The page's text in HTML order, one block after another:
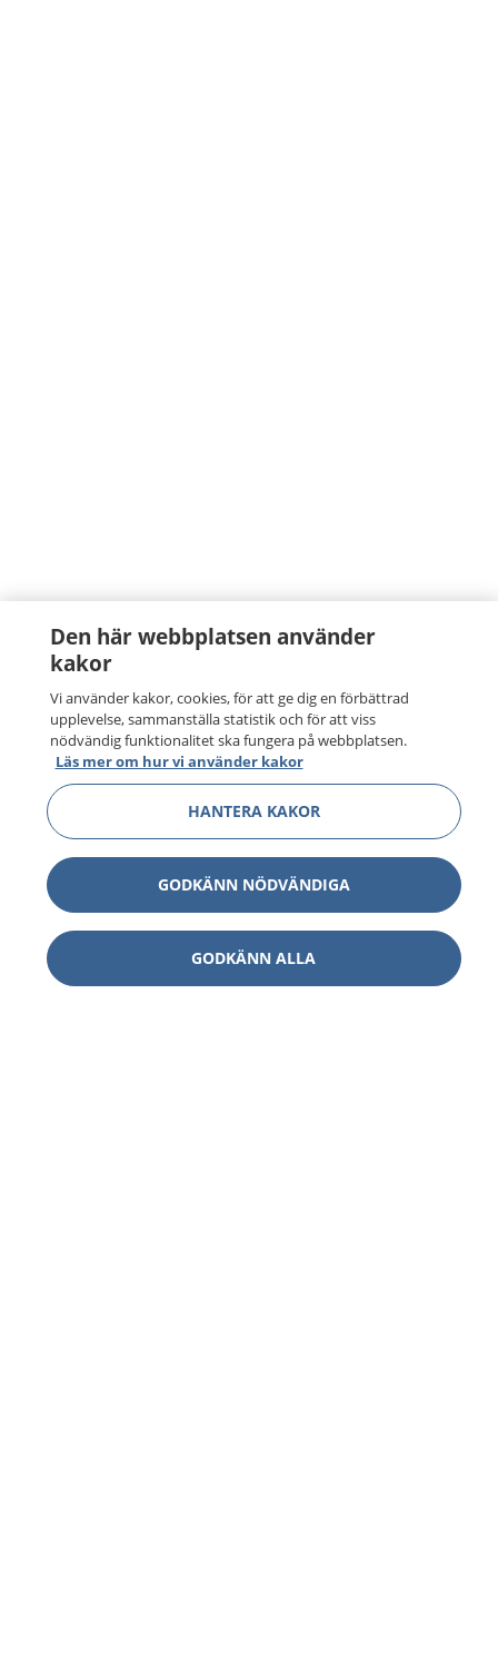
Den här webbplatsen använder
kakor
Vi använder kakor, cookies, för att ge dig en förbättrad
upplevelse, sammanställa statistik och för att viss
nödvändig funktionalitet ska fungera på webbplatsen.
Läs mer om hur vi använder kakor
HANTERA KAKOR
GODKÄNN NÖDVÄNDIGA
GODKÄNN ALLA